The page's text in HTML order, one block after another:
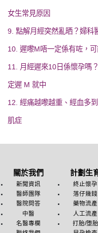
女生常見原因
9. 點解月經突然亂晒？婦科
10. 遲嚟M唔一定係有咗，
11. 月經遲來10日係懷孕嗎
定遲 M 就中
12. 經痛越嚟越重、經血多
肌症
關於我們
新聞資訊
醫師團隊
醫院問答
中醫
名醫專欄
計劃生
終止懷孕
落仔幾錢
藥物流產
人工流產
打胎/堕胎